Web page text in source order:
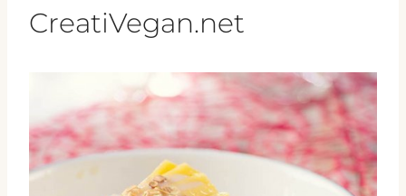
CreatiVegan.net